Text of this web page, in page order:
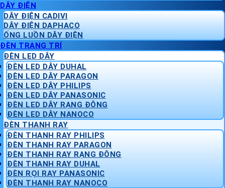
DÂY ĐIỆN
DÂY ĐIỆN CADIVI
DÂY ĐIỆN DAPHACO
ỐNG LUỒN DÂY ĐIỆN
ĐÈN TRANG TRÍ
ĐÈN LED DÂY
ĐÈN LED DÂY DUHAL
ĐÈN LED DÂY PARAGON
ĐÈN LED DÂY PHILIPS
ĐÈN LED DÂY PANASONIC
ĐÈN LED DÂY RẠNG ĐÔNG
ĐÈN LED DÂY NANOCO
ĐÈN THANH RAY
ĐÈN THANH RAY PHILIPS
ĐÈN THANH RAY PARAGON
ĐÈN THANH RAY RẠNG ĐÔNG
ĐÈN THANH RAY DUHAL
ĐÈN RỌI RAY PANASONIC
ĐÈN THANH RAY NANOCO